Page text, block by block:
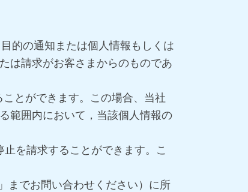
的の通知または個人情報もしくは
は請求がお客さまからのものであ
とができます。この場合、当社
範囲内において，当該個人情報の
を請求することができます。こ
までお問い合わせください）に所